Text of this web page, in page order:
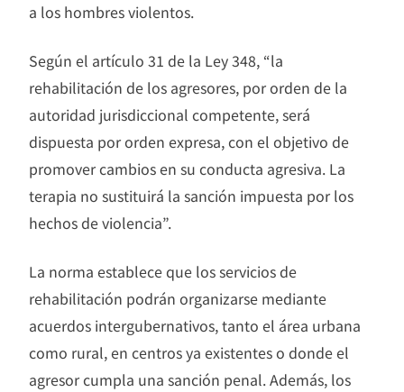
a los hombres violentos.
Según el artículo 31 de la Ley 348, “la
rehabilitación de los agresores, por orden de la
autoridad jurisdiccional competente, será
dispuesta por orden expresa, con el objetivo de
promover cambios en su conducta agresiva. La
terapia no sustituirá la sanción impuesta por los
hechos de violencia”.
La norma establece que los servicios de
rehabilitación podrán organizarse mediante
acuerdos intergubernativos, tanto el área urbana
como rural, en centros ya existentes o donde el
agresor cumpla una sanción penal. Además, los